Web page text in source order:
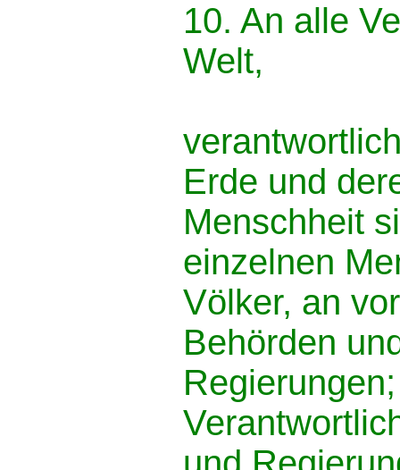
10. An alle
Welt,
Erde und
Menschheit
einzelnen
Völker, an
Behörden